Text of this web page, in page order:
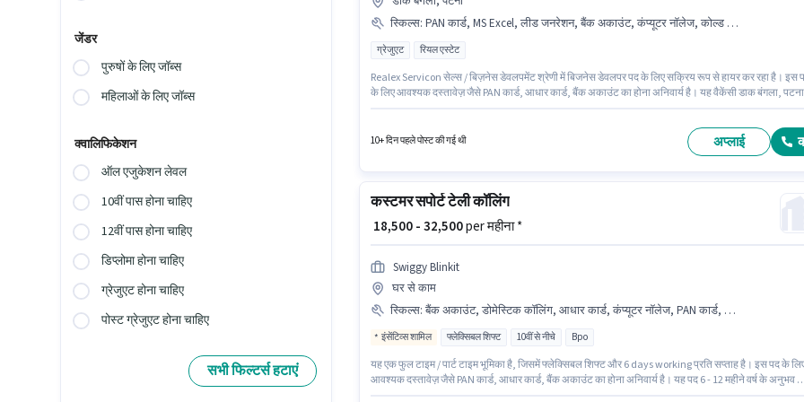
जेंडर
पुरुषों के लिए जॉब्स
महिलाओं के लिए जॉब्स
क्वालिफिकेशन
ऑल एजुकेशन लेवल
10वीं पास होना चाहिए
12वीं पास होना चाहिए
डिप्लोमा होना चाहिए
ग्रेजुएट होना चाहिए
पोस्ट ग्रेजुएट होना चाहिए
सभी फिल्टर्स हटाएं
स्किल्स: PAN कार्ड, MS Excel, लीड जनरेशन, बैंक अकाउंट, कंप्यूटर नॉलेज, कोल्ड कॉलिंग, वायरिंग, आधार कार्ड, लैपटॉप/डेस्कटॉप, स्मार्टफोन
ग्रेजुएट रियल एस्टेट
Realex Servicon सेल्स / बिज़नेस डेवलपमेंट श्रेणी में बिजनेस डेवलपर पद के लिए सक्रिय रूप से हायर कर रहा है। इस
के लिए आवश्यक दस्तावेज़ जैसे PAN कार्ड, आधार कार्ड, बैंक अकाउंट का होना अनिवार्य है। यह वैकेंसी डाक बंगला, पटना
10+ दिन पहले पोस्ट की गई थी अप्लाई
कस्टमर सपोर्ट टेली कॉलिंग
₹ 18,500 - 32,500per महीना *
Swiggy Blinkit
घर से काम
स्किल्स: बैंक अकाउंट, डोमेस्टिक कॉलिंग, आधार कार्ड, कंप्यूटर नॉलेज, PAN कार्ड, नॉन-वॉयस/चैट प्रोसेस, इंटरनेट कनेक्शन, क्वेरी रेसोल्युशन
इंसेंटिव्स शामिल फ्लेक्सिबल शिफ्ट 10वीं से नीचे Bpo
यह एक फुल टाइम / पार्ट टाइम भूमिका है, जिसमें फ्लेक्सिबल शिफ्ट और 6 days working प्रति सप्ताह है। इस पद के
आवश्यक दस्तावेज़ जैसे PAN कार्ड, आधार कार्ड, बैंक अकाउंट का होना अनिवार्य है। यह पद 6 - 12 महीने वर्ष के अनुभव